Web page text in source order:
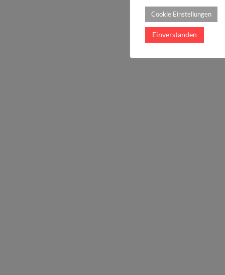
Cookie Einstellungen
Einverstanden